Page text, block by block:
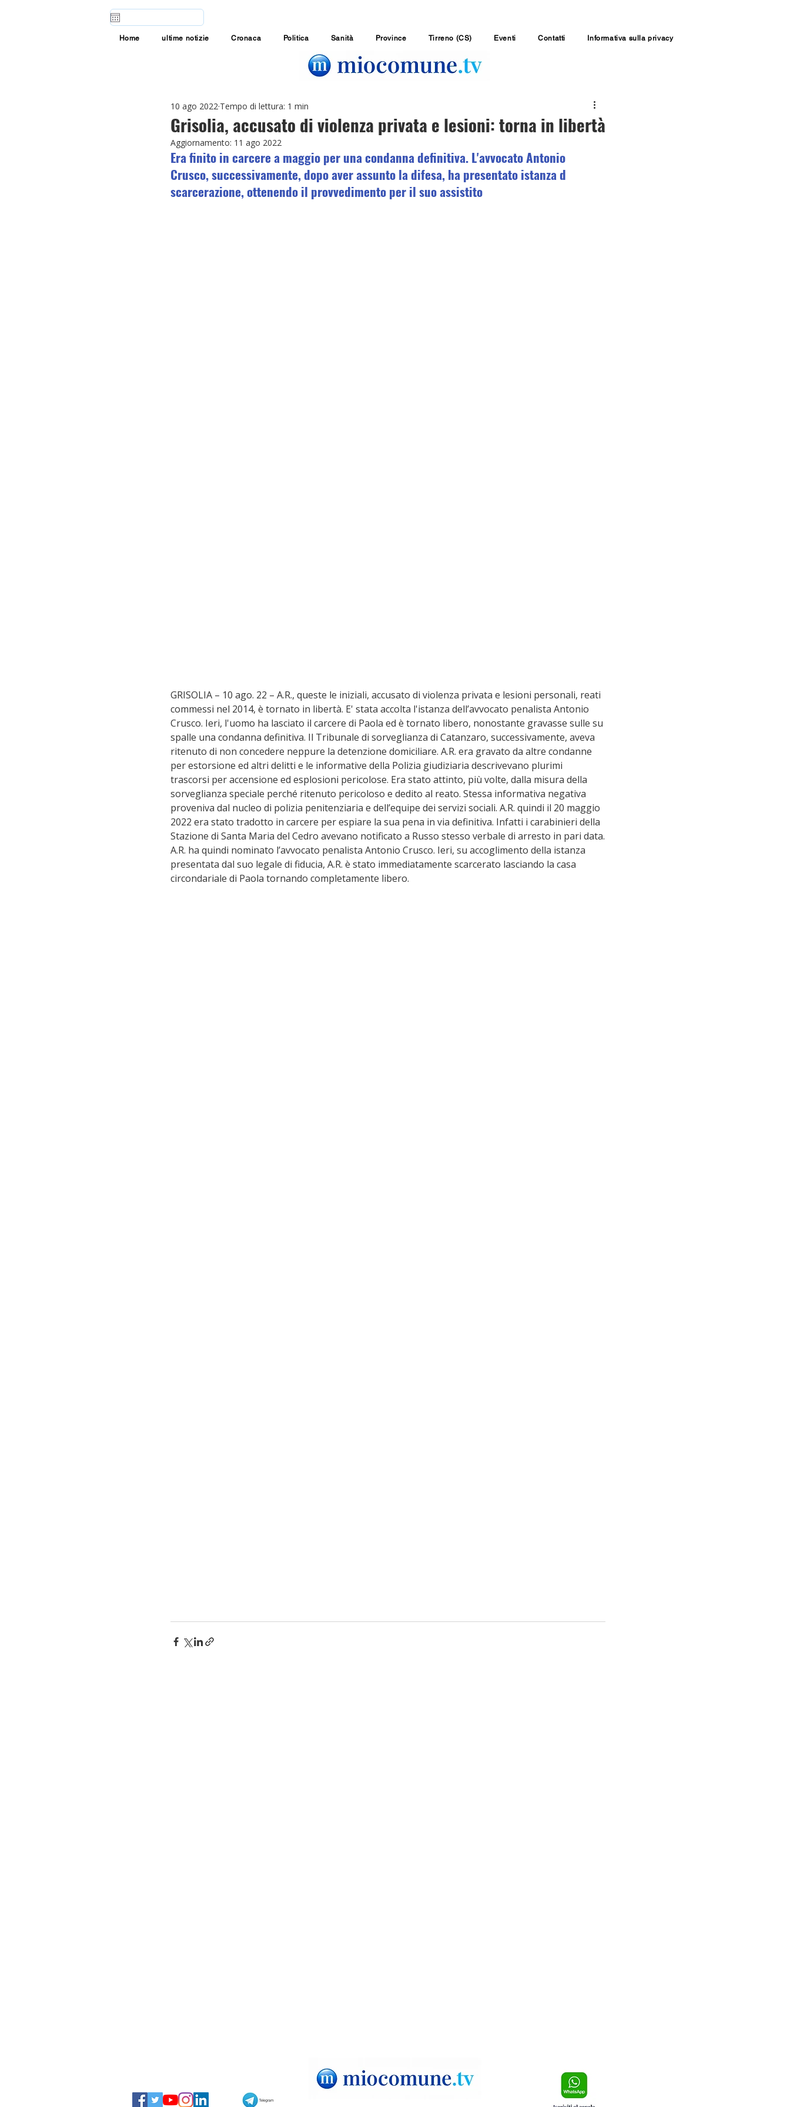
Home ultime notizie Cronaca Politica Sanità Province Tirreno (CS) Eventi Contatti Informativa sulla privacy
Grisolia, accusato di violenza privata e lesioni: torna in libertà
10 ago 2022 Tempo di lettura: 1 min
Aggiornamento: 11 ago 2022
Era finito in carcere a maggio per una condanna definitiva. L'avvocato Antonio
Crusco, successivamente, dopo aver assunto la difesa, ha presentato istanza d
scarcerazione, ottenendo il provvedimento per il suo assistito
GRISOLIA – 10 ago. 22 – A.R., queste le iniziali, accusato di violenza privata e lesioni personali, reati
commessi nel 2014, è tornato in libertà. E' stata accolta l'istanza dell’avvocato penalista Antonio
Crusco. Ieri, l'uomo ha lasciato il carcere di Paola ed è tornato libero, nonostante gravasse sulle su
spalle una condanna definitiva. Il Tribunale di sorveglianza di Catanzaro, successivamente, aveva
ritenuto di non concedere neppure la detenzione domiciliare. A.R. era gravato da altre condanne
per estorsione ed altri delitti e le informative della Polizia giudiziaria descrivevano plurimi
trascorsi per accensione ed esplosioni pericolose. Era stato attinto, più volte, dalla misura della
sorveglianza speciale perché ritenuto pericoloso e dedito al reato. Stessa informativa negativa
proveniva dal nucleo di polizia penitenziaria e dell’equipe dei servizi sociali. A.R. quindi il 20 maggio
2022 era stato tradotto in carcere per espiare la sua pena in via definitiva. Infatti i carabinieri della
Stazione di Santa Maria del Cedro avevano notificato a Russo stesso verbale di arresto in pari data.
A.R. ha quindi nominato l’avvocato penalista Antonio Crusco. Ieri, su accoglimento della istanza
presentata dal suo legale di fiducia, A.R. è stato immediatamente scarcerato lasciando la casa
circondariale di Paola tornando completamente libero.